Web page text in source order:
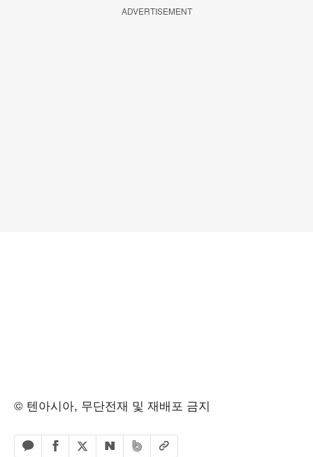
ADVERTISEMENT
© 텐아시아, 무단전재 및 재배포 금지
카카오톡 공유하기
페이스북 공유하기
엑스 공유하기
네이버 공유하기
밴드 공유하기
URL복사